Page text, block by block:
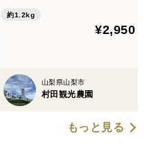
約1.2kg
¥2,950
山梨県山梨市
村田観光農園
もっと見る